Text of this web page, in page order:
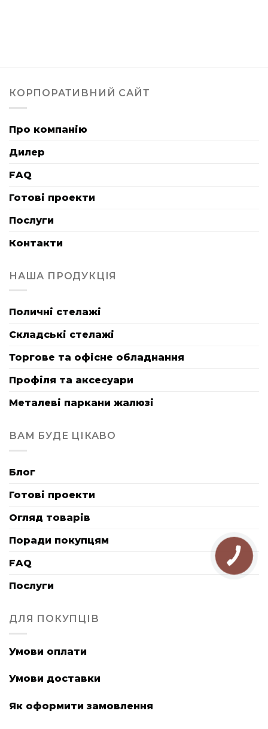
КОРПОРАТИВНИЙ САЙТ
Про компанію
Дилер
FAQ
Готові проекти
Послуги
Контакти
НАША ПРОДУКЦІЯ
Поличні стелажі
Складські стелажі
Торгове та офісне обладнання
Профіля та аксесуари
Металеві паркани жалюзі
ВАМ БУДЕ ЦІКАВО
Блог
Готові проекти
Огляд товарів
Поради покупцям
FAQ
Послуги
ДЛЯ ПОКУПЦІВ
Умови оплати
Умови доставки
Як оформити замовлення